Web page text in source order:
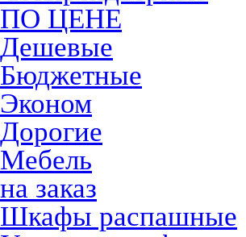
ПО ЦЕНЕ
Дешевые
Бюджетные
Эконом
Дорогие
Мебель
на заказ
Шкафы распашные